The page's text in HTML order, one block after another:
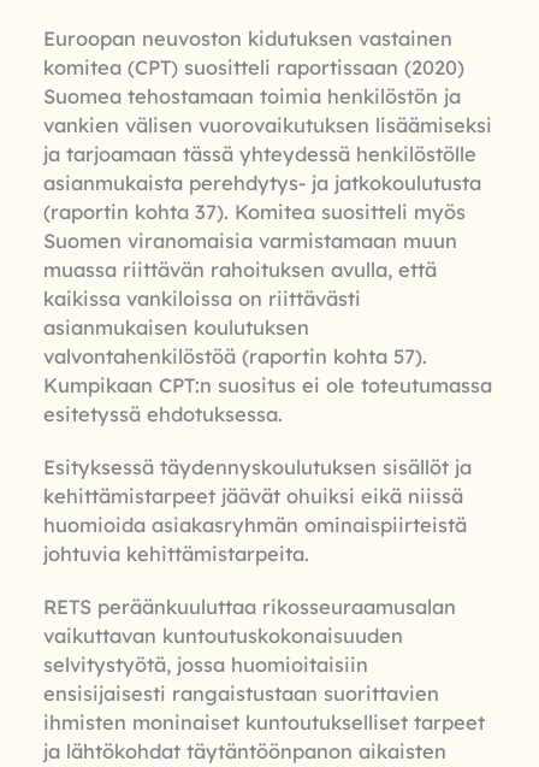
Euroopan neuvoston kidutuksen vastainen
komitea (CPT) suositteli raportissaan (2020)
Suomea tehostamaan toimia henkilöstön ja
vankien välisen vuorovaikutuksen lisäämiseksi
ja tarjoamaan tässä yhteydessä henkilöstölle
asianmukaista perehdytys- ja jatkokoulutusta
(raportin kohta 37). Komitea suositteli myös
Suomen viranomaisia varmistamaan muun
muassa riittävän rahoituksen avulla, että
kaikissa vankiloissa on riittävästi
asianmukaisen koulutuksen
valvontahenkilöstöä (raportin kohta 57).
Kumpikaan CPT:n suositus ei ole toteutumassa
esitetyssä ehdotuksessa.
Esityksessä täydennyskoulutuksen sisällöt ja
kehittämistarpeet jäävät ohuiksi eikä niissä
huomioida asiakasryhmän ominaispiirteistä
johtuvia kehittämistarpeita.
RETS peräänkuuluttaa rikosseuraamusalan
vaikuttavan kuntoutuskokonaisuuden
selvitystyötä, jossa huomioitaisiin
ensisijaisesti rangaistustaan suorittavien
ihmisten moninaiset kuntoutukselliset tarpeet
ja lähtökohdat täytäntöönpanon aikaisten